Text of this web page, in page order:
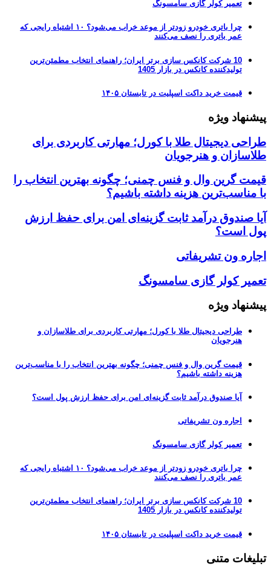
تعمیر کولر گازی سامسونگ
چرا باتری خودرو زودتر از موعد خراب می‌شود؟ ۱۰ اشتباه رایجی که
عمر باتری را نصف می‌کنند
10 شرکت کانکس سازی برتر ایران؛ راهنمای انتخاب مطمئن‌ترین
تولیدکننده کانکس در بازار 1405
قیمت خرید داکت اسپلیت در تابستان ۱۴۰۵
پیشنهاد ویژه
طراحی دیجیتال طلا با کورل؛ مهارتی کاربردی برای
طلاسازان و هنرجویان
قیمت گرین وال و فنس چمنی؛ چگونه بهترین انتخاب را
با مناسب‌ترین هزینه داشته باشیم؟
آیا صندوق درآمد ثابت گزینه‌ای امن برای حفظ ارزش
پول است؟
اجاره ون تشریفاتی
تعمیر کولر گازی سامسونگ
پیشنهاد ویژه
طراحی دیجیتال طلا با کورل؛ مهارتی کاربردی برای طلاسازان و
هنرجویان
قیمت گرین وال و فنس چمنی؛ چگونه بهترین انتخاب را با مناسب‌ترین
هزینه داشته باشیم؟
آیا صندوق درآمد ثابت گزینه‌ای امن برای حفظ ارزش پول است؟
اجاره ون تشریفاتی
تعمیر کولر گازی سامسونگ
چرا باتری خودرو زودتر از موعد خراب می‌شود؟ ۱۰ اشتباه رایجی که
عمر باتری را نصف می‌کنند
10 شرکت کانکس سازی برتر ایران؛ راهنمای انتخاب مطمئن‌ترین
تولیدکننده کانکس در بازار 1405
قیمت خرید داکت اسپلیت در تابستان ۱۴۰۵
تبلیغات متنی